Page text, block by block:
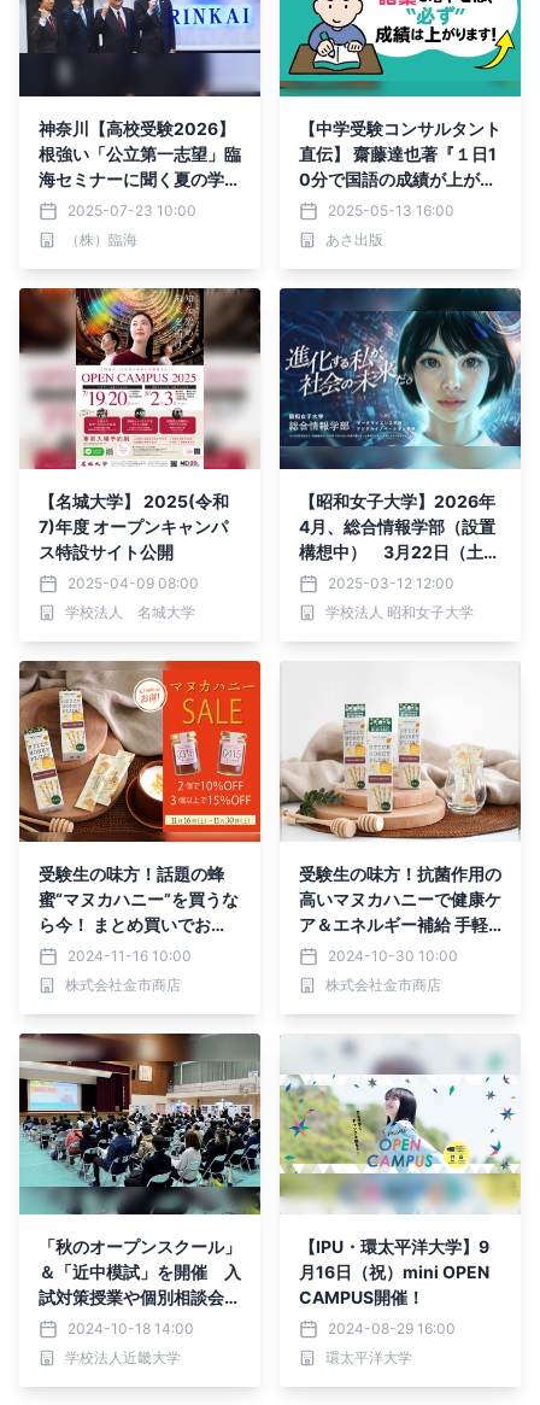
神奈川【高校受験2026】
根強い「公立第一志望」臨
海セミナーに聞く夏の学習
戦略2025-07-23 10:00
（株）臨海
【中学受験コンサルタント
直伝】 齋藤達也著『１日1
0分で国語の成績が上が
る！小学生の語彙力が伸び
る「言いかえトレーニン
グ」』2025年5月13日刊
2025-05-13 16:00
あさ出版
【名城大学】 2025(令和
7)年度 オープンキャンパ
ス特設サイト公開
2025-04-09 08:00
学校法人 名城大学
【昭和女子大学】2026年
4月、総合情報学部（設置
構想中） 3月22日（土）
オープンキャンパスで高校
生に向け説明会開催
2025-03-12 12:00
学校法人 昭和女子大学
受験生の味方！話題の蜂
蜜“マヌカハニー”を買うな
ら今！ まとめ買いでお
得 マヌカハニーセール開
催
2024-11-16 10:00
株式会社金市商店
受験生の味方！抗菌作用の
高いマヌカハニーで健康ケ
ア＆エネルギー補給 手軽
に使えるスティックタイプ
などニュージーランド産マ
ヌカ蜂蜜3種類が新発売
2024-10-30 10:00
株式会社金市商店
「秋のオープンスクール」
＆「近中模試」を開催 入
試対策授業や個別相談会で
受験生の入試への不安を解
消！
2024-10-18 14:00
学校法人近畿大学
【IPU・環太平洋大学】9
月16日（祝）mini OPEN
CAMPUS開催！
2024-08-29 16:00
環太平洋大学